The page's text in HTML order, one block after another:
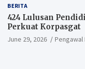
BERITA
424 Lulusan
Perkuat Korpasgat
June 29, 2026 Pengawal